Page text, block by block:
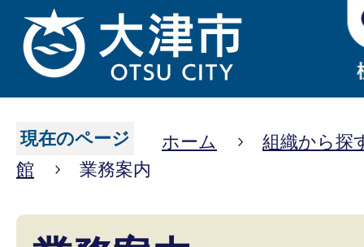
現在のページ ホーム
組織から探
館
業務案内